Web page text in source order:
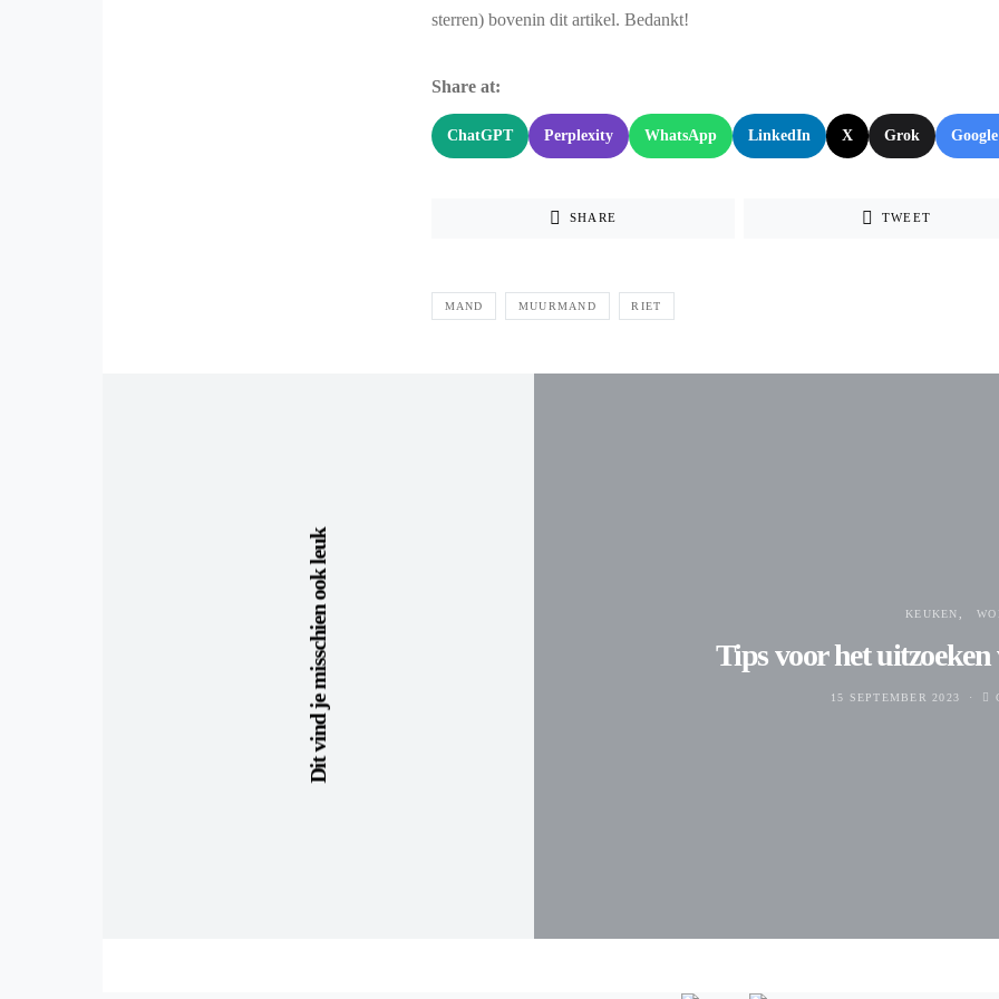
sterren) bovenin dit artikel. Bedankt!
Share at:
ChatGPT Perplexity WhatsApp LinkedIn X Grok
SHARE TWEET
MAND MUURMAND RIET
Dit vind je misschien ook leuk KEUKEN
Tips voor het
15 SEPTEMBER 2023